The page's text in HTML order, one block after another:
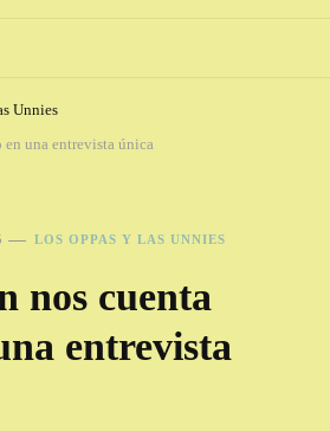
Unnies
una entrevista única
LOS OPPAS Y LAS UNNIES
nos cuenta
entrevista